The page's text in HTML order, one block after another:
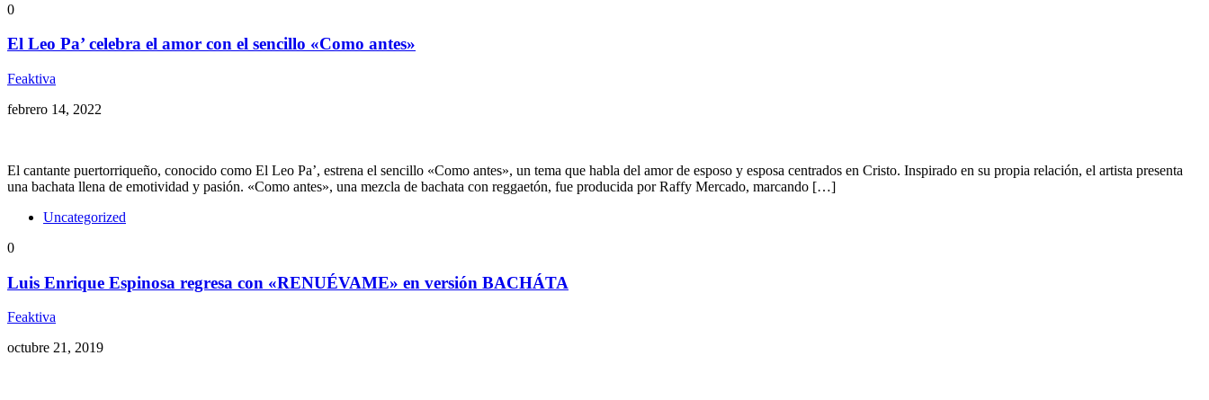
0
El Leo Pa’ celebra el amor con el sencillo «Como antes»
Feaktiva
febrero 14, 2022
El cantante puertorriqueño, conocido como El Leo Pa’, estrena el sencillo «Como antes», un tema que habla del amor de esposo y esposa centrados en Cristo. Inspirado en su propia relación, el artista presenta
una bachata llena de emotividad y pasión. «Como antes», una mezcla de bachata con reggaetón, fue producida por Raffy Mercado, marcando […]
Uncategorized
0
Luis Enrique Espinosa regresa con «RENUÉVAME» en versión BACHÁTA
Feaktiva
octubre 21, 2019